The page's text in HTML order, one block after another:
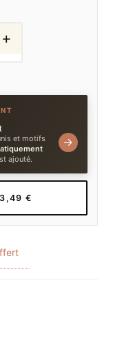
+
et motifs
ajouté.
→
€